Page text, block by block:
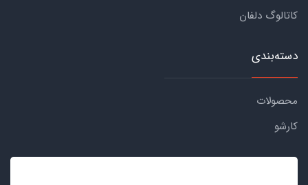
کاتالوگ دلفان
دسته‌بندی
محصولات
کارشو